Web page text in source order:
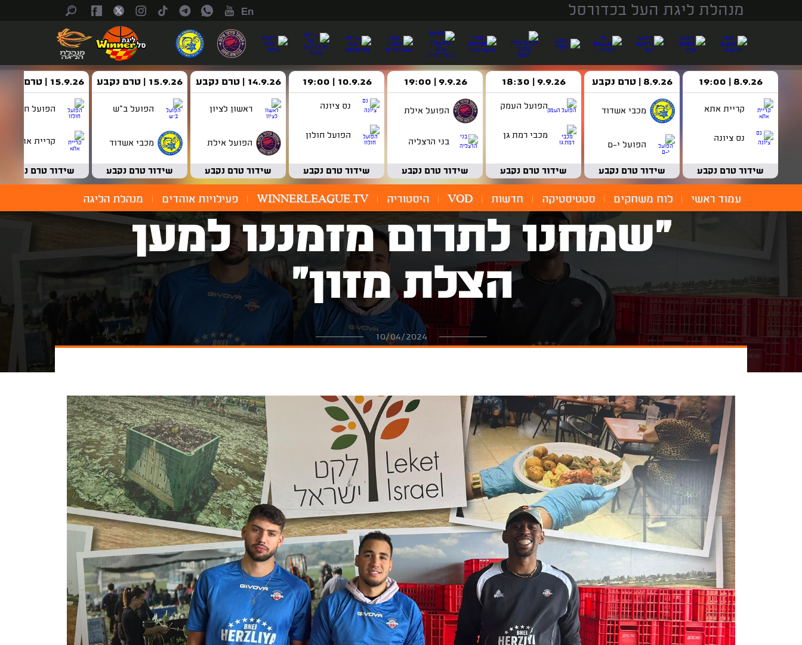
מנהלת ליגת העל בכדורסל En
8.9.26 | 19:00
קריית אתא
נס ציונה
שידור טרם נקבע
8.9.26 | טרם נקבע
מכבי אשדוד
הפועל י-ם
שידור טרם נקבע
9.9.26 | 18:30
הפועל העמק
מכבי רמת גן
שידור טרם נקבע
9.9.26 | 19:00
הפועל אילת
בני הרצליה
שידור טרם נקבע
10.9.26 | 19:00
נס ציונה
הפועל חולון
שידור טרם נקבע
14.9.26 | טרם נקבע
ראשון לציון
הפועל אילת
שידור טרם נקבע
15.9.26 | טרם נקבע
הפועל ב"ש
מכבי אשדוד
שידור טרם נקבע
15.9.26 | טרם נקבע
הפועל חולון
קריית אתא
שידור טרם נקבע
עמוד ראשי לוח משחקים סטטיסטיקה חדשות VOD היסטוריה WINNERLEAGUE.TV פעילויות אוהדים מנהלת הליגה
"שמחנו לתרום מזמננו למען
הצלת מזון"
10/04/2024